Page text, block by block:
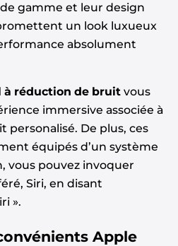
gamme et leur design
un look luxueux
absolument
à réduction de bruitvous
immersive associée à
De plus, ces
équipés d’un système
vous pouvez invoquer
Siri, en disant
».
Apple